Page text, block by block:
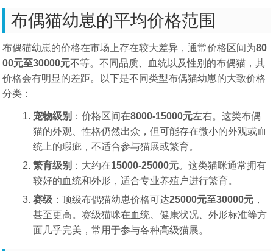
猫咪托运
布偶猫幼崽的平均价格范围
布偶猫幼崽的价格在市场上存在较大差异，通常价格区间为80
00元至30000元不等。不同品质、血统以及性别的布偶猫，其
价格会有明显的差距。以下是不同类型布偶猫幼崽的大致价格
分类：
宠物级别 ：价格区间在8000-15000元左右。这类布偶
猫的外观、性格仍然出众，但可能存在微小的外观或血
统上的瑕疵，不适合参与猫展或繁育。
繁育级别 ：大约在15000-25000元。这类猫咪通常拥有
较好的血统和外形，适合专业养殖户进行繁育。
赛级 ：顶级布偶猫幼崽价格可达25000元至30000元 ，
甚至更高。赛级猫咪在血统、健康状况、外形标准等方
面几乎完美，常用于参与各种高级猫展。